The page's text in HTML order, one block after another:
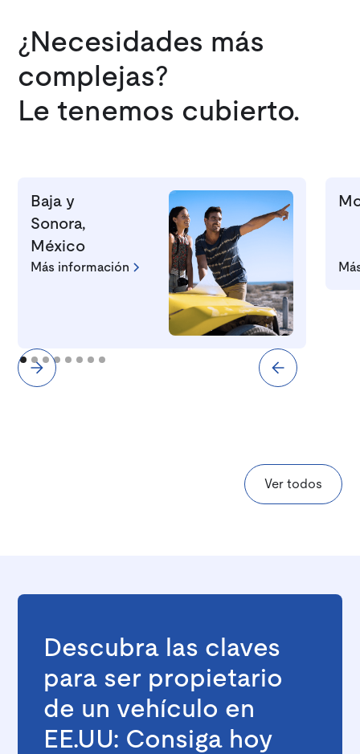
¿Necesidades más
complejas?
Le tenemos cubierto.
Baja y
Sonora,
México
Más información
Ver todos
Descubra las claves
para ser propietario
de un vehículo en
EE.UU: Consiga hoy